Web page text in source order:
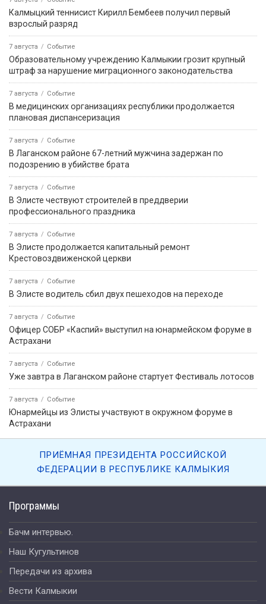
Программы
Бачм интервью.
Наш Кугультинов
Передачи из архива
Вести Калмыкии
Калмыцкий теннисист Кирилл Бембеев получил первый
взрослый разряд
7 августа Событие
Образовательному учреждению Калмыкии грозит крупный
штраф за нарушение миграционного законодательства
7 августа Событие
В медицинских организациях республики продолжается
плановая диспансеризация
7 августа Событие
В Лаганском районе 67-летний мужчина задержан по
подозрению в убийстве брата
7 августа Событие
В Элисте чествуют строителей в преддверии
профессионального праздника
7 августа Событие
В Элисте продолжается капитальный ремонт
Крестовоздвиженской церкви
7 августа Событие
В Элисте водитель сбил двух пешеходов на переходе
7 августа Событие
Офицер СОБР «Каспий» выступил на юнармейском форуме в
Астрахани
7 августа Событие
Уже завтра в Лаганском районе стартует Фестиваль лотосов
7 августа Событие
Юнармейцы из Элисты участвуют в окружном форуме в
Астрахани
ПРИЁМНАЯ ПРЕЗИДЕНТА РОССИЙСКОЙ
ФЕДЕРАЦИИ В РЕСПУБЛИКЕ КАЛМЫКИЯ